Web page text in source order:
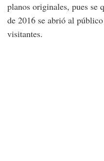
planos originales, pues se
de 2016 se abrió al
visitantes.